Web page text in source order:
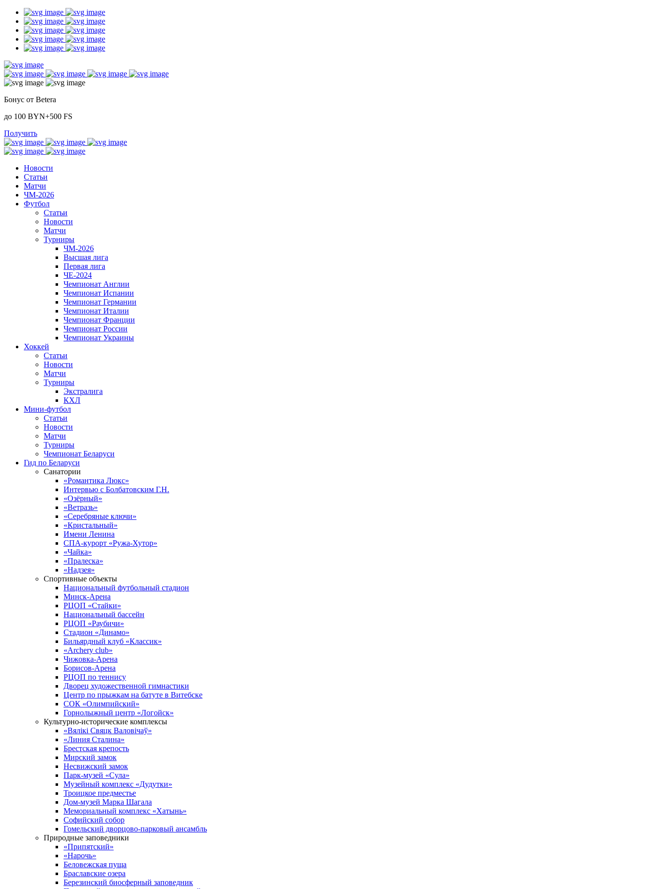
Бонус от Betera
до 100 BYN+500 FS
Получить
Новости
Статьи
Матчи
ЧМ-2026
Футбол
Статьи
Новости
Матчи
Турниры
ЧМ-2026
Высшая лига
Первая лига
ЧЕ-2024
Чемпионат Англии
Чемпионат Испании
Чемпионат Германии
Чемпионат Италии
Чемпионат Франции
Чемпионат России
Чемпионат Украины
Хоккей
Статьи
Новости
Матчи
Турниры
Экстралига
КХЛ
Мини-футбол
Статьи
Новости
Матчи
Турниры
Чемпионат Беларуси
Гид по Беларуси
Санатории
«Романтика Люкс»
Интервью с Болбатовским Г.Н.
«Озёрный»
«Ветразь»
«Серебряные ключи»
«Кристальный»
Имени Ленина
СПА-курорт «Ружа-Хутор»
«Чайка»
«Пралеска»
«Надзея»
Спортивные объекты
Национальный футбольный стадион
Минск-Арена
РЦОП «Стайки»
Национальный бассейн
РЦОП «Раубичи»
Стадион «Динамо»
Бильярдный клуб «Классик»
«Archery club»
Чижовка-Арена
Борисов-Арена
РЦОП по теннису
Дворец художественной гимнастики
Центр по прыжкам на батуте в Витебске
СОК «Олимпийский»
Горнолыжный центр «Логойск»
Культурно-исторические комплексы
«Вялікі Свяцк Валовічаў»
«Линия Сталина»
Брестская крепость
Мирский замок
Несвижский замок
Парк-музей «Сула»
Музейный комплекс «Дудутки»
Троицкое предместье
Дом-музей Марка Шагала
Мемориальный комплекс «Хатынь»
Софийский собор
Гомельский дворцово-парковый ансамбль
Природные заповедники
«Припятский»
«Нарочь»
Беловежская пуща
Браславские озера
Березинский биосферный заповедник